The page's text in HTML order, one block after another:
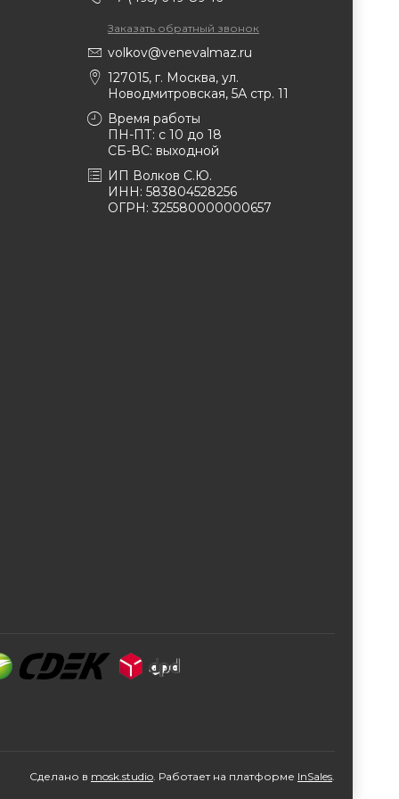
Заказать обратный звонок
volkov@venevalmaz.ru
127015, г. Москва, ул.
Новодмитровская, 5А стр. 11
Время работы
ПН-ПТ: с 10 до 18
СБ-ВС: выходной
ИП Волков С.Ю.
ИНН: 583804528256
ОГРН: 325580000000657
Сделано в mosk.studio. Работает на платформе InSales.